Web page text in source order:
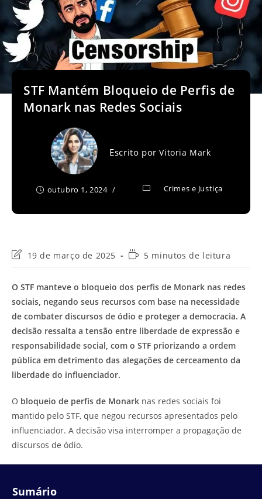
STF Mantém Bloqueio de Perfis de
Monark nas Redes Sociais
Escrito porVitoria Mark
outubro 1, 2024 Crimes e Justiça
Última
post:
19 de março de 2025
Tempo5 minutos de leitura
O STF manteve o bloqueio dos perfis de Monark nas redes
sociais, negando seus recursos com base na necessidade
de combater discursos de ódio e proteger a democracia. A
decisão ressalta a tensão entre liberdade de expressão e
responsabilidade social, com o STF priorizando a ordem
pública em detrimento das alegações de cerceamento da
liberdade do influenciador.
O bloqueio de perfis de Monark nas redes sociais foi
mantido pelo STF, que negou recursos apresentados pelo
influenciador. A decisão visa interromper a propagação de
discursos de ódio.
Sumário